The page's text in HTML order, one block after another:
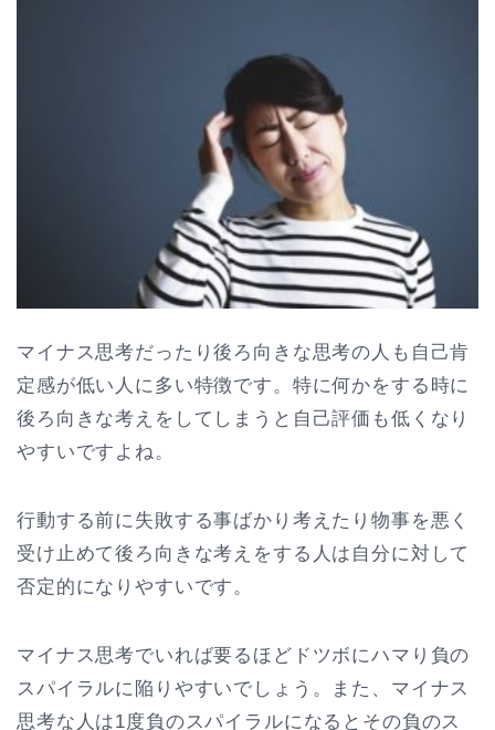
マイナス思考だったり後ろ向きな思考の人も自己肯
定感が低い人に多い特徴です。特に何かをする時に
後ろ向きな考えをしてしまうと自己評価も低くなり
やすいですよね。
行動する前に失敗する事ばかり考えたり物事を悪く
受け止めて後ろ向きな考えをする人は自分に対して
否定的になりやすいです。
マイナス思考でいれば要るほどドツボにハマり負の
スパイラルに陥りやすいでしょう。また、マイナス
思考な人は1度負のスパイラルになるとその負のス